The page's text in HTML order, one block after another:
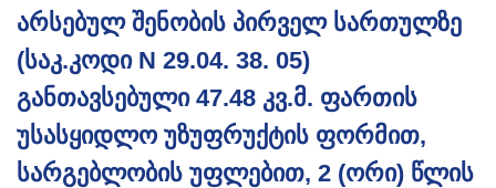
არსებულ შენობის პირველ სართულზე
(საკ.კოდი N 29.04. 38. 05)
განთავსებული 47.48 კვ.მ. ფართის
უსასყიდლო უზუფრუქტის ფორმით,
სარგებლობის უფლებით, 2 (ორი) წლის